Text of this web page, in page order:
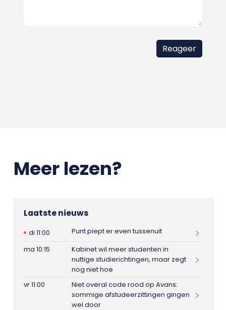
Meer lezen?
Laatste nieuws
di 11:00
Punt piept er even tussenuit
ma 10:15
Kabinet wil meer studenten in
nuttige studierichtingen, maar zegt
nog niet hoe
vr 11:00
Niet overal code rood op Avans:
sommige afstudeerzittingen gingen
wel door